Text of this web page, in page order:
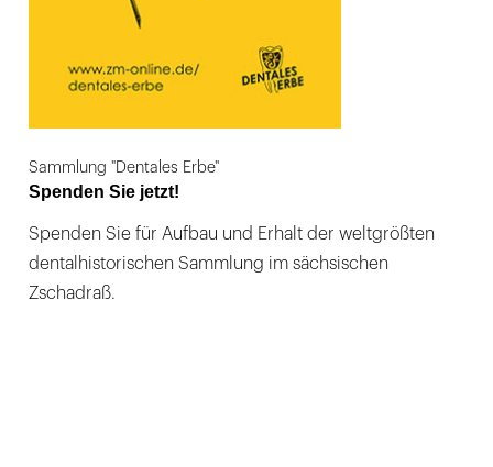
Sammlung "Dentales Erbe"
Spenden Sie jetzt!
Spenden Sie für Aufbau und Erhalt der weltgrößten
dentalhistorischen Sammlung im sächsischen
Zschadraß.